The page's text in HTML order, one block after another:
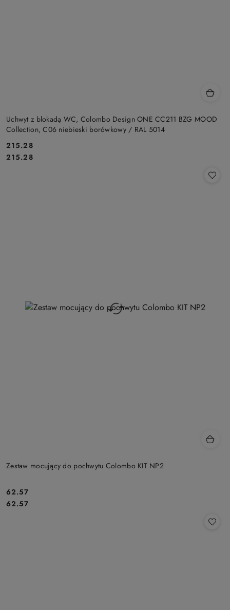
Uchwyt z blokadą WC, Colombo Design ONE CC211 BZG MOOD
Collection, C06 niebieski borówkowy / RAL 5014
Cena:
215.28
Cena:
215.28
Zestaw mocujący do pochwytu Colombo KIT NP2
Cena:
62.57
Cena:
62.57